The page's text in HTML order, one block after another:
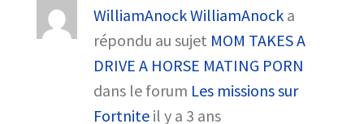
WilliamAnock WilliamAnock a
répondu au sujet MOM TAKES A
DRIVE A HORSE MATING PORN
dans le forum Les missions sur
Fortnite il y a 3 ans